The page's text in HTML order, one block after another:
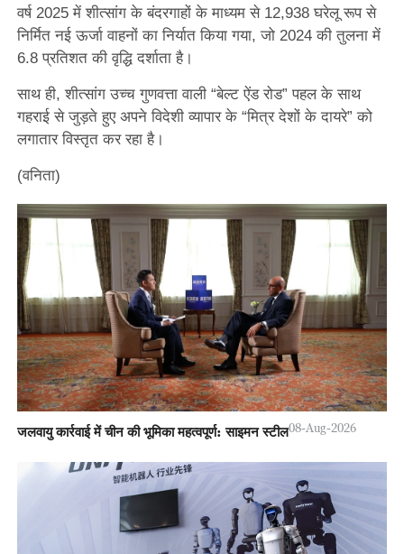
वर्ष 2025 में शीत्सांग के बंदरगाहों के माध्यम से 12,938 घरेलू रूप से
निर्मित नई ऊर्जा वाहनों का निर्यात किया गया, जो 2024 की तुलना में
6.8 प्रतिशत की वृद्धि दर्शाता है।
साथ ही, शीत्सांग उच्च गुणवत्ता वाली “बेल्ट ऐंड रोड” पहल के साथ
गहराई से जुड़ते हुए अपने विदेशी व्यापार के “मित्र देशों के दायरे” को
लगातार विस्तृत कर रहा है।
(वनिता)
जलवायु कार्रवाई में चीन की भूमिका महत्वपूर्ण: साइमन स्टील08-Aug-2026